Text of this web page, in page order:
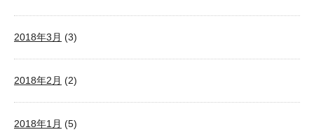
2018年3月 (3)
2018年2月 (2)
2018年1月 (5)